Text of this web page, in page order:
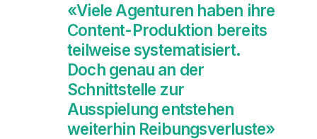
«Viele Agenturen haben ihre
Content-Produktion bereits
teilweise systematisiert.
Doch genau an der
Schnittstelle zur
Ausspielung entstehen
weiterhin Reibungsverluste»